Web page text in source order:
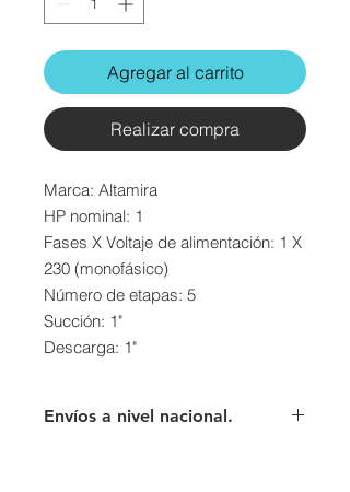
Agregar al carrito
Realizar compra
Marca: Altamira
HP nominal: 1
Fases X Voltaje de alimentación: 1 X
230 (monofásico)
Número de etapas: 5
Succión: 1"
Descarga: 1"
Envíos a nivel nacional.